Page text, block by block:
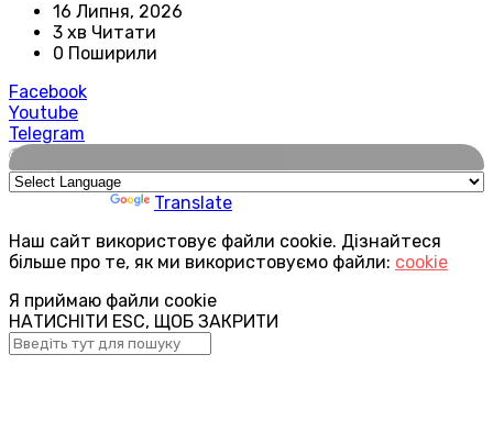
16 Липня, 2026
3 хв Читати
0 Поширили
Facebook
Youtube
Telegram
🌍
Translate
Наш сайт використовує файли cookie. Дізнайтеся
більше про те, як ми використовуємо файли: cookie
Я приймаю файли cookie
НАТИСНІТИ ESC, ЩОБ ЗАКРИТИ